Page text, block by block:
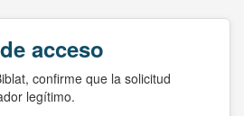
acceso
confirme que la solicitud
legítimo.